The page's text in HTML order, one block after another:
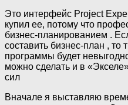
Это интерфейс Project
купил ее, потому что
бизнес-планированием .
составить бизнес-план , то
программы будет
можно сделать и в
сил
Вначале я выставляю